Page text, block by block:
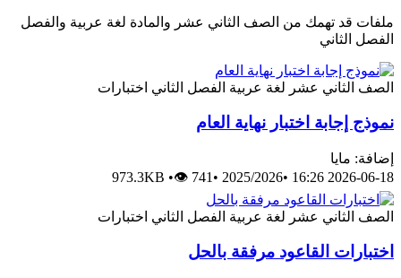
ملفات قد تهمك من الصف الثاني عشر والمادة لغة عربية والفصل
الفصل الثاني
الصف الثاني عشر لغة عربية الفصل الثاني اختبارات
نموذج إجابة اختبار نهاية العام
إضافة: مايا
2026-06-18 16:26
•
2025/2026
•
973.3KB •👁 741
الصف الثاني عشر لغة عربية الفصل الثاني اختبارات
اختبارات القاعود مرفقة بالحل